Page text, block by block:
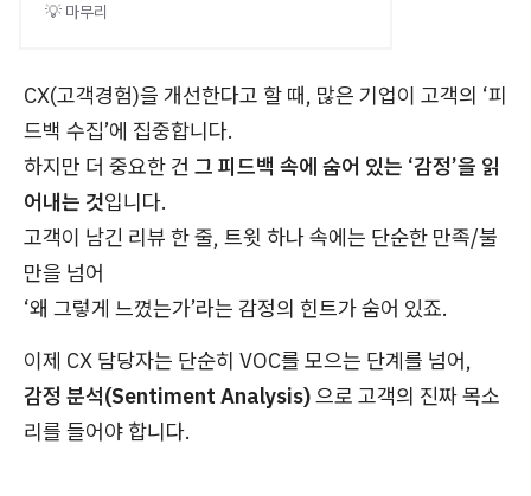
💡 마무리
CX(고객경험)을 개선한다고 할 때, 많은 기업이 고객의 ‘피
드백 수집’에 집중합니다.
하지만 더 중요한 건 그 피드백 속에 숨어 있는 ‘감정’을 읽
어내는 것입니다.
고객이 남긴 리뷰 한 줄, 트윗 하나 속에는 단순한 만족/불
만을 넘어
‘왜 그렇게 느꼈는가’라는 감정의 힌트가 숨어 있죠.
이제 CX 담당자는 단순히 VOC를 모으는 단계를 넘어,
감정 분석(Sentiment Analysis)으로 고객의 진짜 목소
리를 들어야 합니다.